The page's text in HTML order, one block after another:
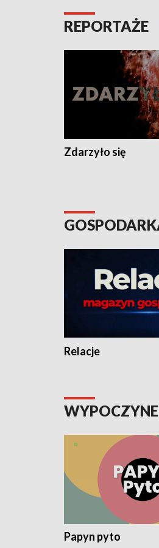
REPORTAŻE
Zdarzyło się
Relacje
Papyn pyto